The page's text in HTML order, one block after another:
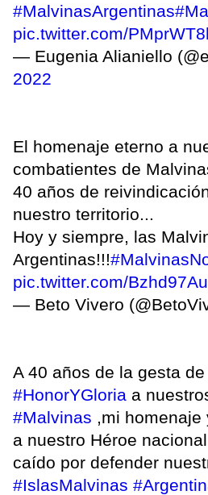
#MalvinasArgentinas
pic.twitter.com/
— Eugenia Alianiello
2022
El homenaje eterno a
combatientes de
40 años de
nuestro territorio...
Hoy y siempre, las
Argentinas!!!
pic.twitter.com/
— Beto Vivero
A 40 años de la gesta
#HonorYGloria a
#Malvinas ,mi homenaje
a nuestro Héroe
caído por defender
#IslasMalvinas